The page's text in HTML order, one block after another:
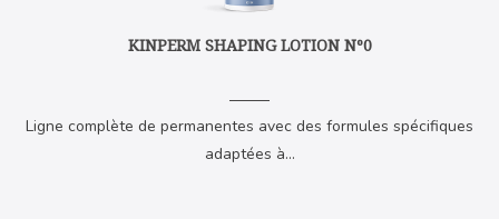
KINPERM SHAPING LOTION Nº0
Ligne complète de permanentes avec des formules spécifiques
adaptées à...